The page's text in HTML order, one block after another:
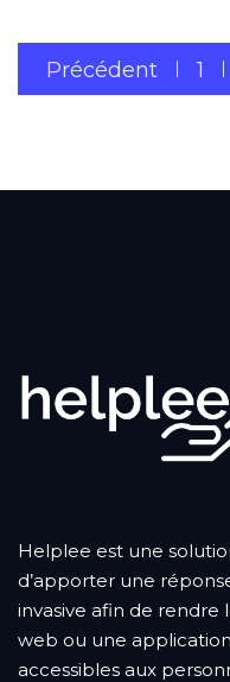
Précédent 1
Helplee est une
d’apporter une
invasive afin de rendre
web ou une
accessibles aux